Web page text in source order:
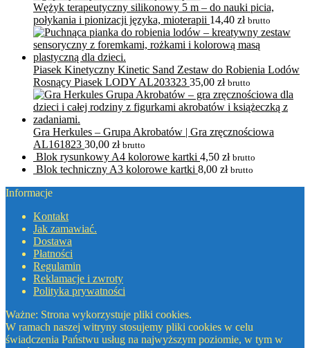
Wężyk terapeutyczny silikonowy 5 m – do nauki picia,
połykania i pionizacji języka, mioterapii 14,40 zł brutto
Piasek Kinetyczny Kinetic Sand Zestaw do Robienia Lodów
Rosnący Piasek LODY AL203323 35,00 zł brutto
Gra Herkules – Grupa Akrobatów | Gra zręcznościowa
AL161823 30,00 zł brutto
Blok rysunkowy A4 kolorowe kartki 4,50 zł brutto
Blok techniczny A3 kolorowe kartki 8,00 zł brutto
Informacje
Kontakt
Jak zamawiać.
Dostawa
Płatności
Regulamin
Reklamacje i zwroty
Polityka prywatności
Ważne: Strona wykorzystuje pliki cookies.
W ramach naszej witryny stosujemy pliki cookies w celu
świadczenia Państwu usług na najwyższym poziomie, w tym w